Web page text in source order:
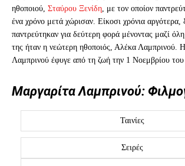
ηθοποιού, Σταύρου Ξενίδη , με τον οποίον
ένα χρόνο μετά χώρισαν. Είκοσι χρόνια αργότερα,
παντρεύτηκαν για δεύτερη φορά μένοντας μαζί
της ήταν η νεώτερη ηθοποιός, Αλέκα Λαμπρινού.
Λαμπρινού έφυγε από τη ζωή την 1 Νοεμβρίου του
Μαργαρίτα Λαμπρινού:
Ταινίες
Σειρές